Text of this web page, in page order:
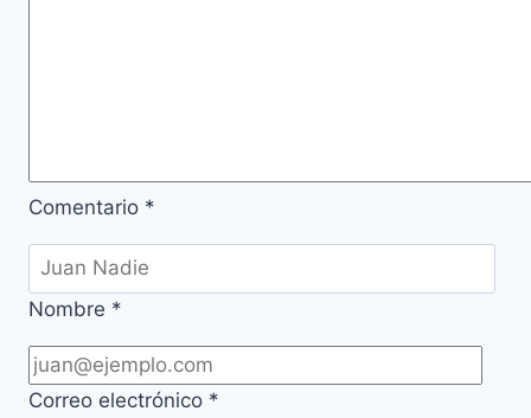
Comentario *
Nombre *
Correo electrónico *